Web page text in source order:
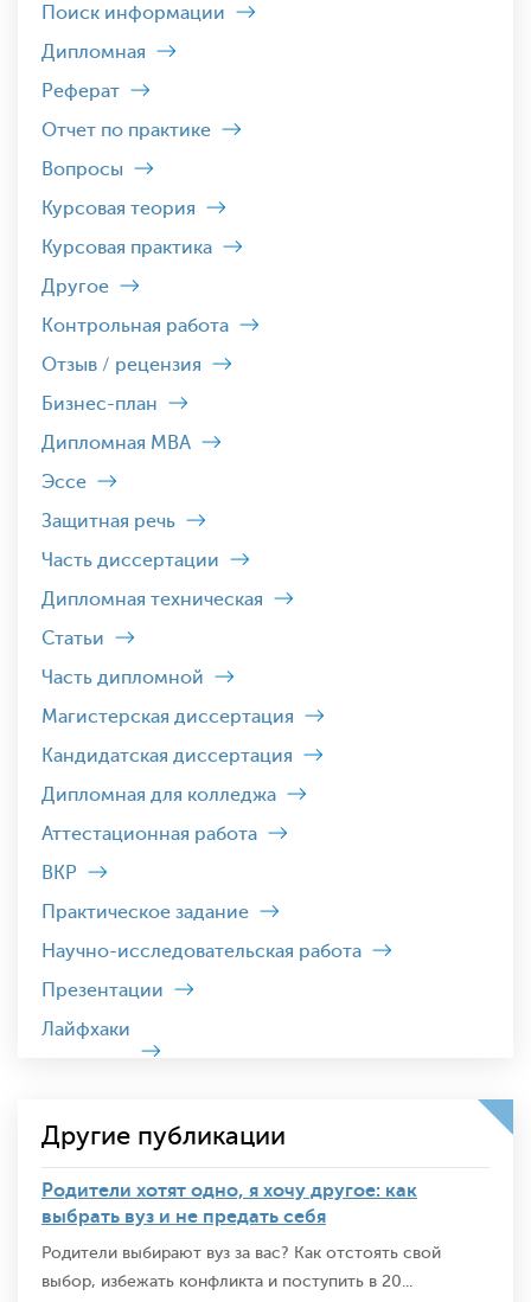
Поиск информации
Дипломная
Реферат
Отчет по практике
Вопросы
Курсовая теория
Курсовая практика
Другое
Контрольная работа
Отзыв / рецензия
Бизнес-план
Дипломная MBA
Эссе
Защитная речь
Часть диссертации
Дипломная техническая
Статьи
Часть дипломной
Магистерская диссертация
Кандидатская диссертация
Дипломная для колледжа
Аттестационная работа
ВКР
Практическое задание
Научно-исследовательская работа
Презентации
Лайфхаки
Другие публикации
Родители хотят одно, я хочу другое: как
выбрать вуз и не предать себя
Родители выбирают вуз за вас? Как отстоять свой
выбор, избежать конфликта и поступить в 20...